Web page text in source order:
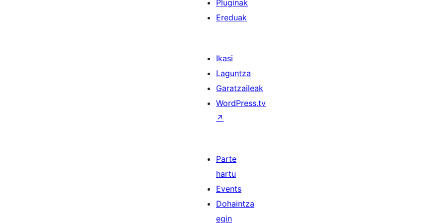
Pluginak
Ereduak
Ikasi
Laguntza
Garatzaileak
WordPress.tv
↗
Parte
hartu
Events
Dohaintza
egin